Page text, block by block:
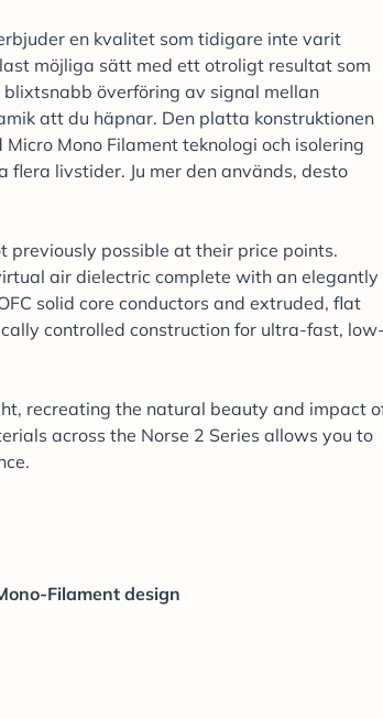
en kvalitet som tidigare inte varit
möjliga sätt med ett otroligt resultat som
överföring av signal mellan
att du häpnar. Den platta konstruktionen
Mono Filament teknologi och isolering
flera livstider. Ju mer den används, desto
previously possible at their price points.
air dielectric complete with an elegantly
solid core conductors and extruded, flat
controlled construction for ultra-fast, low-
recreating the natural beauty and impact
across the Norse 2 Series allows you to
Filament design